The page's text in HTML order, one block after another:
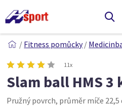
/ Fitness pomůcky/
11x
Slam ball HMS 3
Pružný povrch, průměr míče